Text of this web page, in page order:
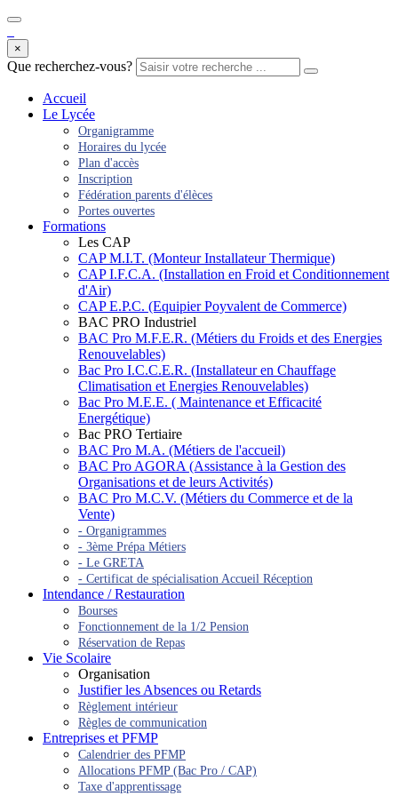
×
Que recherchez-vous?
Accueil
Le Lycée
Organigramme
Horaires du lycée
Plan d'accès
Inscription
Fédération parents d'élèces
Portes ouvertes
Formations
Les CAP
CAP M.I.T. (Monteur Installateur Thermique)
CAP I.F.C.A. (Installation en Froid et Conditionnement
d'Air)
CAP E.P.C. (Equipier Poyvalent de Commerce)
BAC PRO Industriel
BAC Pro M.F.E.R. (Métiers du Froids et des Energies
Renouvelables)
Bac Pro I.C.C.E.R. (Installateur en Chauffage
Climatisation et Energies Renouvelables)
Bac Pro M.E.E. ( Maintenance et Efficacité
Energétique)
Bac PRO Tertiaire
BAC Pro M.A. (Métiers de l'accueil)
BAC Pro AGORA (Assistance à la Gestion des
Organisations et de leurs Activités)
BAC Pro M.C.V. (Métiers du Commerce et de la
Vente)
- Organigrammes
- 3ème Prépa Métiers
- Le GRETA
- Certificat de spécialisation Accueil Réception
Intendance / Restauration
Bourses
Fonctionnement de la 1/2 Pension
Réservation de Repas
Vie Scolaire
Organisation
Justifier les Absences ou Retards
Règlement intérieur
Règles de communication
Entreprises et PFMP
Calendrier des PFMP
Allocations PFMP (Bac Pro / CAP)
Taxe d'apprentissage